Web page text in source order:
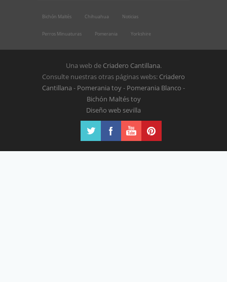
Bichón Maltés Chihuahua Noticias
Perros Minuaturas Pomerania Yorkshire
Una web de Criadero Cantillana.
Consulte nuestras otras páginas webs: Criadero
Cantillana - Pomerania toy- Pomerania Blanco -
Bichón Maltés toy
Diseño web sevilla